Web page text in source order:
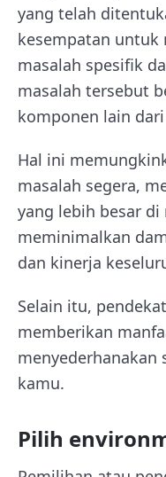
yang telah
kesempatan untuk
masalah spesifik
masalah tersebut
komponen lain
Hal ini
masalah segera,
yang lebih besar di
meminimalkan
dan kinerja
Selain itu,
memberikan
menyederhanakan
kamu.
Pilih